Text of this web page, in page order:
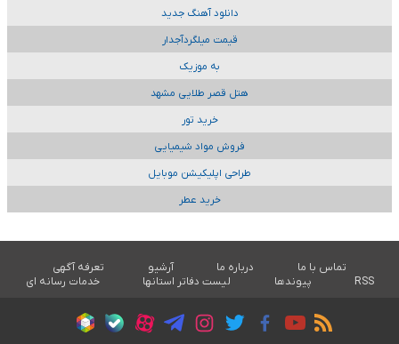
دانلود آهنگ جدید
قیمت میلگردآجدار
به موزیک
هتل قصر طلایی مشهد
خرید تور
فروش مواد شیمیایی
طراحی اپلیکیشن موبایل
خرید عطر
تماس با ما درباره ما آرشیو
تعرفه آگهی
RSS
پیوندها لیست دفاتر استانها خدمات رسانه ای